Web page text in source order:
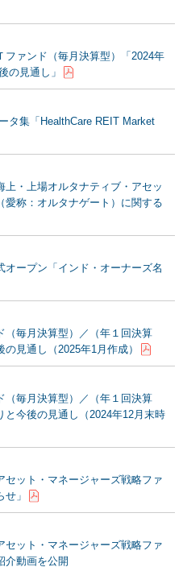
ァンド（毎月決算型）「2024年
の見通し」
タ集「HealthCare REIT Market
上・上場オルタナティブ・アセッ
愛称：オルタナゲート）に関する
ープン「インド・オーナーズ名
（毎月決算型）／（年１回決算
見通し（2025年1月作成）
（毎月決算型）／（年１回決算
今後の見通し（2024年12月末時
ット・マネージャーズ戦略ファ
」
ット・マネージャーズ戦略ファ
介動画を公開